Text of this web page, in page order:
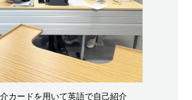
カードを用いて英語で自己紹介